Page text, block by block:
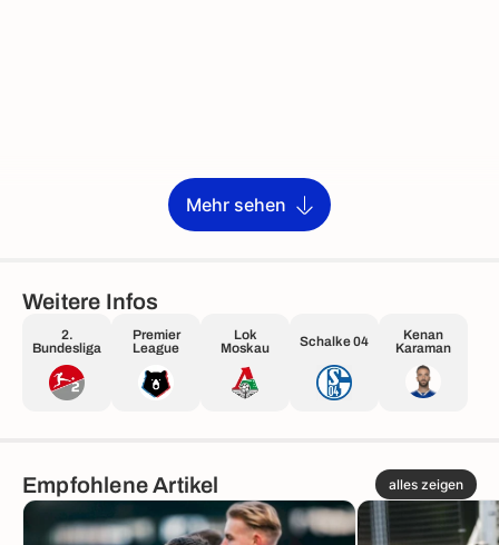
Mehr sehen
Weitere Infos
2.
Bundesliga
Premier
League
Lok
Moskau
Schalke 04
Kenan
Karaman
Empfohlene Artikel alles zeigen